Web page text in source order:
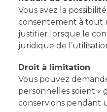
Vous avez la
consentement à tout
justifier lorsque le
juridique de
Droit à limitation
Vous pouvez
personnelles soient «
conservions pendant